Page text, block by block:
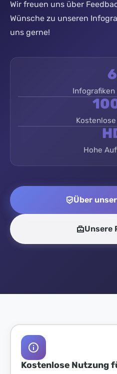
Wir freuen uns über
Wünsche zu unseren
uns gerne!
6
Hohe
Über
Unsere
Kostenlose Nutzung